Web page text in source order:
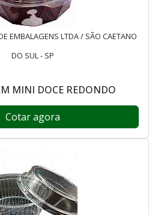
EMBALAGENS LTDA / SÃO CAETANO
DO SUL - SP
MINI DOCE REDONDO
Cotar agora